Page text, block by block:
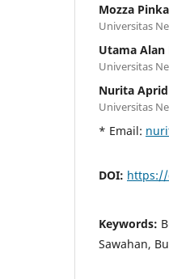
Mozza
Universitas
Utama Alan
Universitas
Nurita
Universitas
* Email:
DOI: https://
Keywords:
Sawahan,